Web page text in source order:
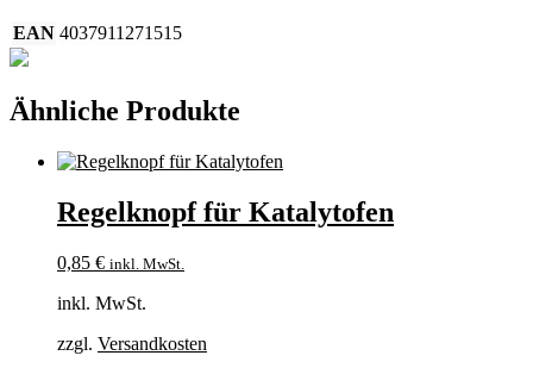
EAN 4037911271515
Ähnliche Produkte
Regelknopf für Katalytofen
0,85 € inkl. MwSt.
inkl. MwSt.
zzgl. Versandkosten